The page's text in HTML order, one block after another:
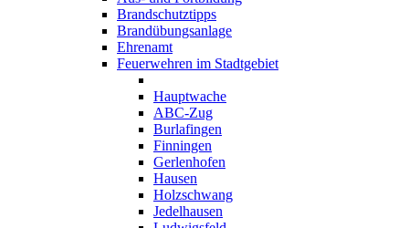
Brandschutztipps
Brandübungsanlage
Ehrenamt
Feuerwehren im Stadtgebiet
Hauptwache
ABC-Zug
Burlafingen
Finningen
Gerlenhofen
Hausen
Holzschwang
Jedelhausen